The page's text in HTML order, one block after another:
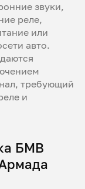
звуки,
реле,
или
авто.
требующий
и
БМВ